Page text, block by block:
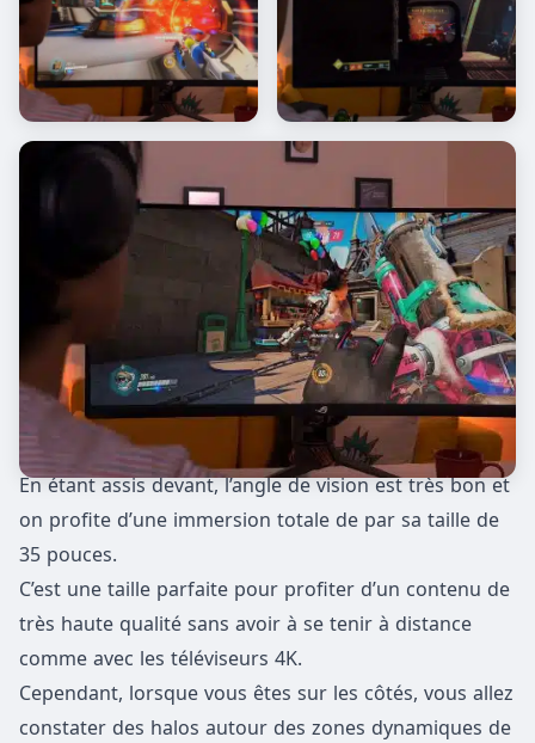
En étant assis devant, l’angle de vision est très bon et
on profite d’une immersion totale de par sa taille de
35 pouces.
C’est une taille parfaite pour profiter d’un contenu de
très haute qualité sans avoir à se tenir à distance
comme avec les téléviseurs 4K.
Cependant, lorsque vous êtes sur les côtés, vous allez
constater des halos autour des zones dynamiques de